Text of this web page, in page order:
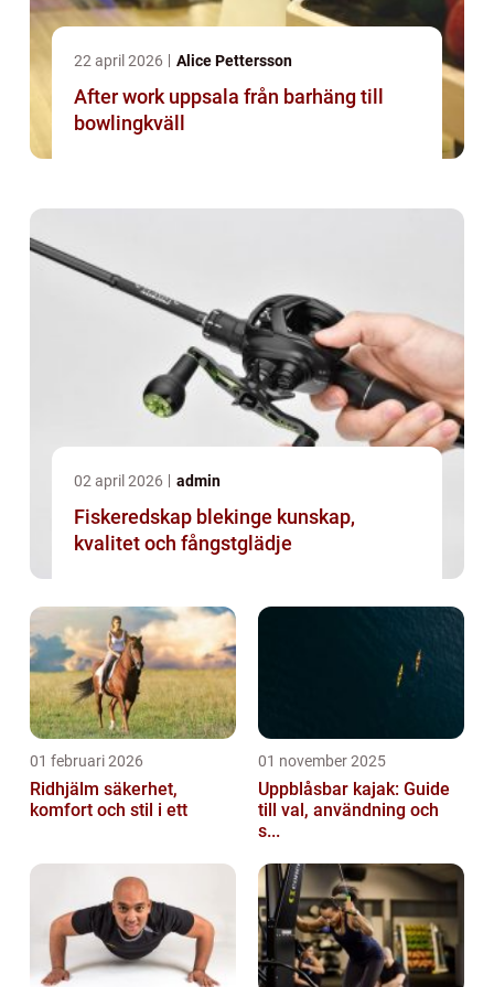
22 april 2026 Alice Pettersson
After work uppsala från barhäng till
bowlingkväll
02 april 2026 admin
Fiskeredskap blekinge kunskap,
kvalitet och fångstglädje
01 februari 2026
Ridhjälm säkerhet,
komfort och stil i ett
01 november 2025
Uppblåsbar kajak: Guide
till val, användning och
s...